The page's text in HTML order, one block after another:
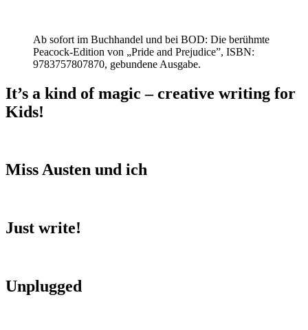
Ab sofort im Buchhandel und bei BOD: Die berühmte
Peacock-Edition von „Pride and Prejudice”, ISBN:
9783757807870, gebundene Ausgabe.
It’s a kind of magic – creative writing for
Kids!
Miss Austen und ich
Just write!
Unplugged